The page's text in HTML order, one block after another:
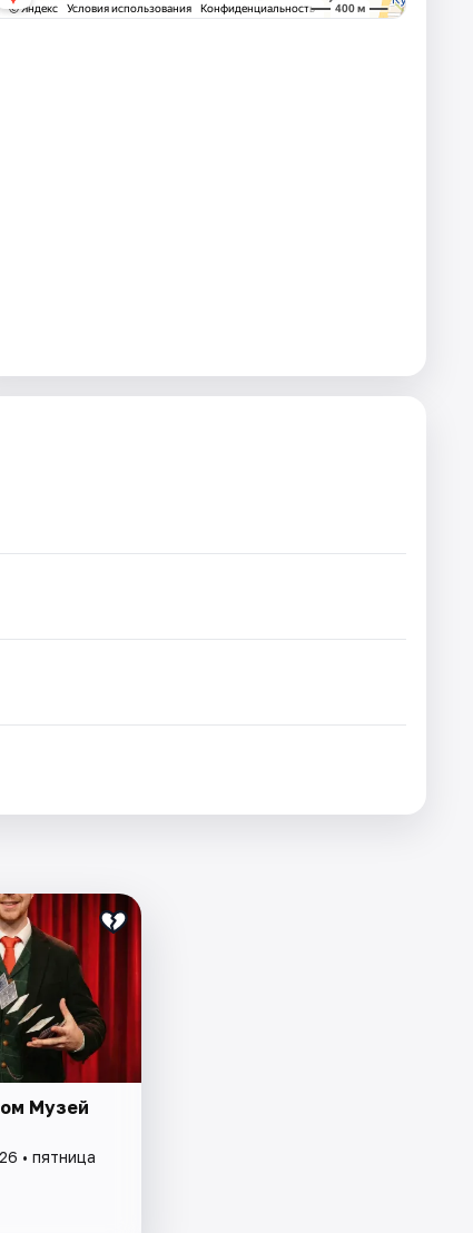
Музей
• пятница